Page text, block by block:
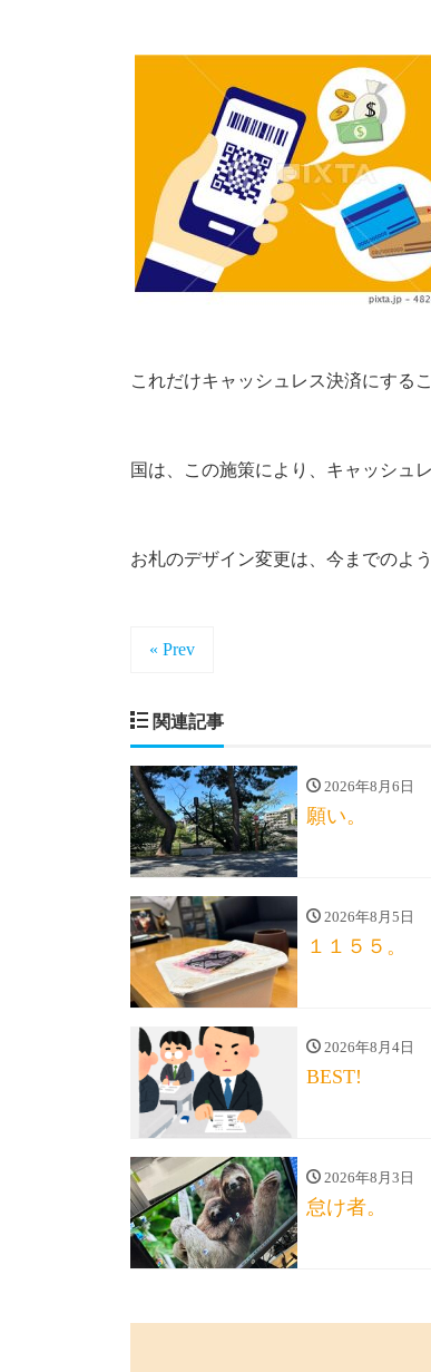
これだけキャッシュレス決済にする
国は、この施策により、キャッシュ
お札のデザイン変更は、今までのよ
« Prev
関連記事
2026年8月6日
願い。
2026年8月5日
１１５５。
2026年8月4日
BEST!
2026年8月3日
怠け者。